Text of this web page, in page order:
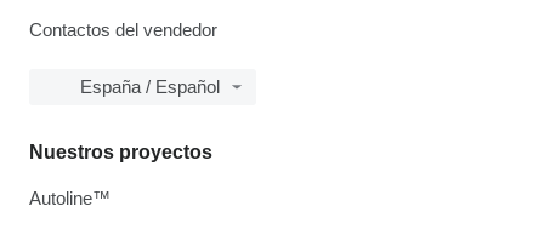
Contactos del vendedor
España / Español
Nuestros proyectos
Autoline™